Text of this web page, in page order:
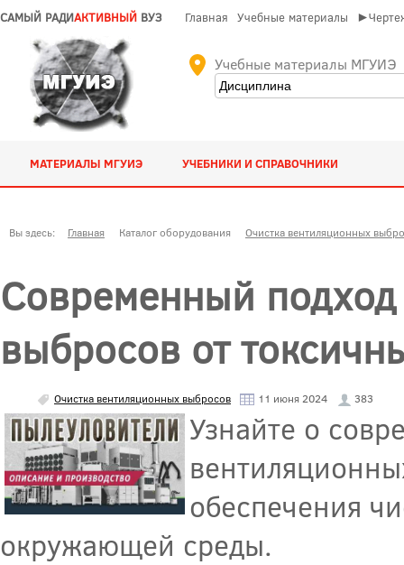
САМЫЙ РАДИАКТИВНЫЙ ВУЗ Главная Учебные материалы
Учебные материалы МГУИЭ
МАТЕРИАЛЫ МГУИЭ УЧЕБНИКИ И СПРАВОЧНИКИ
Вы здесь: Главная Каталог оборудования Очистка вентиляционных
Современный
выбросов от
Очистка вентиляционных выбросов 11 июня 2024 383
Узнайте о
обеспечения
окружающей среды.